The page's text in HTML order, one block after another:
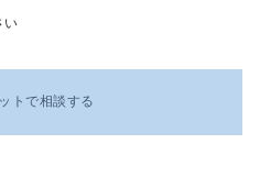
い
トで相談する